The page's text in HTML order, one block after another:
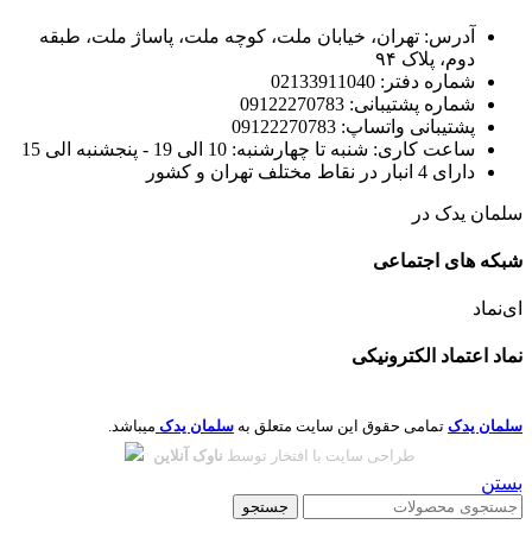
آدرس: تهران، خیابان ملت، کوچه ملت، پاساژ ملت، طبقه
دوم، پلاک ۹۴
شماره دفتر: 02133911040
شماره پشتیبانی: 09122270783
پشتیبانی واتساپ: 09122270783
ساعت کاری: شنبه تا چهارشنبه: 10 الی 19 - پنجشنبه الی 15
دارای 4 انبار در نقاط مختلف تهران و کشور
سلمان یدک در
شبکه های اجتماعی
ای‌نماد
نماد اعتماد الکترونیکی
سلمان یدک تمامی حقوق این سایت متعلق به سلمان یدک میباشد.
طراحی سایت با افتخار توسط ناوک آنلاین
بستن
جستجو